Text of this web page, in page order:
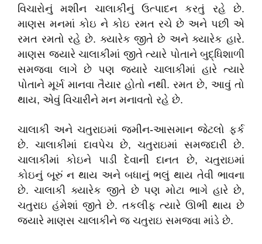
વિચારોનું મશીન ચાલાકીનું ઉત્પાદન કરતું રહે છે.
માણસ મનમાં કોઇ ને કોઇ રમત રચે છે અને પછી એ
રમત રમતો રહે છે. ક્યારેક જીતે છે અને ક્યારેક હારે.
માણસ જ્યારે ચાલાકીમાં જીતે ત્યારે પોતાને બુદ્ધિશાળી
સમજવા લાગે છે પણ જ્યારે ચાલાકીમાં હારે ત્યારે
પોતાને મૂર્ખ માનવા તૈયાર હોતો નથી. રમત છે, આવું તો
થાય, એવું વિચારીને મન મનાવતો રહે છે.
ચાલાકી અને ચતુરાઇમાં જમીન-આસમાન જેટલો ફર્ક
છે. ચાલાકીમાં દાવપેચ છે, ચતુરાઇમાં સમજદારી છે.
ચાલાકીમાં કોઇને પાડી દેવાની દાનત છે, ચતુરાઇમાં
કોઇનું બૂરું ન થાય અને બધાનું ભલું થાય તેવી ભાવના
છે. ચાલાકી ક્યારેક જીતે છે પણ મોટા ભાગે હારે છે,
ચતુરાઇ હંમેશાં જીતે છે. તકલીફ ત્યારે ઊભી થાય છે
જ્યારે માણસ ચાલાકીને જ ચતુરાઇ સમજવા માંડે છે.